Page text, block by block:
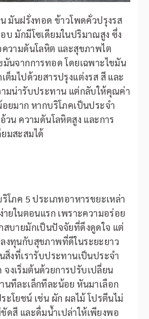
มันฝรั่งทอด ข้าวโพดคั่วปรุงรส
บ มักมีโซเดียมในปริมาณสูง ซึ่ง
ความดันโลหิต และสุขภาพไต
มันจากการทอด โดยเฉพาะไขมัน
ต็มไปด้วยสารปรุงแต่งรส สี และ
มน่ารับประทาน แต่กลับให้คุณค่า
ยมาก หากบริโภคเป็นประจำ
วน ความดันโลหิตสูง และการ
มสะสมได้
โภค 5 ประเภทอาหารขยะเหล่า
ายในตอนแรก เพราะความอร่อย
สบายมักเป็นปัจจัยที่ดึงดูดใจ แต่
งทุนกับสุขภาพที่ดีในระยะยาว
สิ่งที่เรารับประทานเป็นประจำ
งเริ่มต้นด้วยการปรับเปลี่ยน
นทีละเล็กทีละน้อย หันมาเลือก
โยชน์ เช่น ผัก ผลไม้ โปรตีนไม่
สี และดื่มน้ำเปล่าให้เพียงพอ